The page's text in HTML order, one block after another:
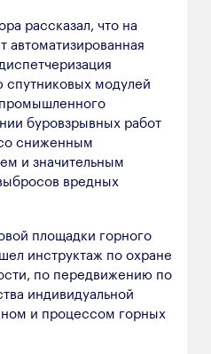
рассказал, что на
автоматизированная
модулей
буровзрывных работ
сниженным
и значительным
вредных
площадки горного
инструктаж по охране
по передвижению по
индивидуальной
и процессом горных